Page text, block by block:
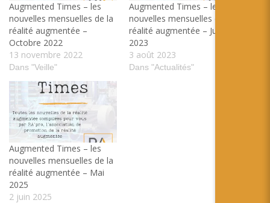
Augmented Times – les
nouvelles mensuelles de la
réalité augmentée –
Octobre 2022
13 novembre 2022
Dans "Veille"
Augmented Times – les
nouvelles mensuelles de la
réalité augmentée – Juillet
2023
3 août 2023
Dans "Actualités"
Augmented Times – les
nouvelles mensuelles de la
réalité augmentée – Mai
2025
2 juin 2025